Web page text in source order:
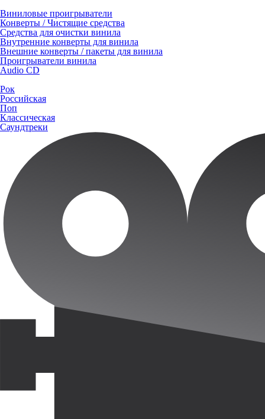
Виниловые проигрыватели
Конверты / Чистящие средства
Средства для очистки винила
Внутренние конверты для винила
Внешние конверты / пакеты для винила
Проигрыватели винила
Audio CD
Рок
Российская
Поп
Классическая
Саундтреки